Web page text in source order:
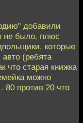
добавили
не было, плюс
которые
(ребята
что старая книжка
можно
против 20 что